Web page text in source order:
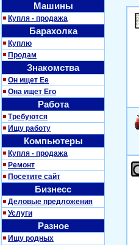
Машины
Купля - продажа
Барахолка
Куплю
Продам
Знакомства
Он ищет Ее
Она ищет Его
Работа
Требуются
Ищу работу
Компьютеры
Купля - продажа
Ремонт
Посетите сайт
Бизнесс
Деловые предложения
Услуги
Разное
Ищу родных